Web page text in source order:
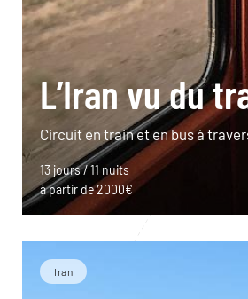
L’Iran vu du
Circuit en train et en bus à travers
13 jours / 11 nuits
à partir de 2000€
Iran